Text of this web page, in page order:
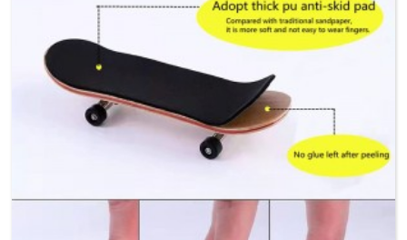
permitida para 2500m/min, e pode suportar a alta
temperatura de 150℃.Pode substituir a fita de emenda
TESA 51680, TESA 51780 Flying e ser aplicada na
indústria de revestimento e impressão